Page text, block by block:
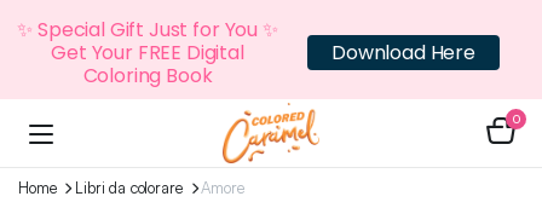
0
Home Libri da colorare Amore
✨ Special Gift Just for You ✨
Get Your FREE Digital
Coloring Book
Download Here